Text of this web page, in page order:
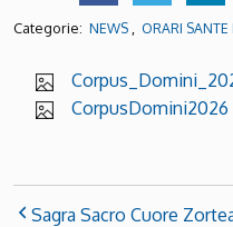
Categorie: NEWS , ORARI SANTE
CorpusDomini2026
Sagra Sacro Cuore